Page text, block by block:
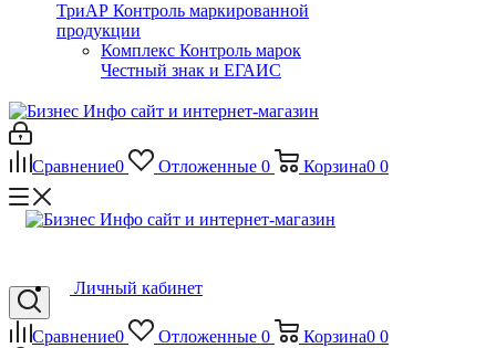
ТриАР Контроль маркированной
продукции
Комплекс Контроль марок
Честный знак и ЕГАИС
Сравнение0 Отложенные 0 Корзина0 0
Сравнение0 Отложенные 0 Корзина0 0
Личный кабинет